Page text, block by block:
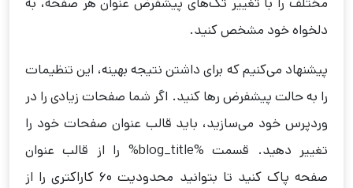
دلخواه خود مشخص کنید.
پیشنهاد می‌کنیم که برای داشتن نتیجه بهینه، این تنظیمات
را به حالت پیشفرض رها کنید. اگر شما صفحات زیادی را در
وردپرس خود ‌‌می‌سازید، باید قالب عنوان صفحات خود را
تغییر دهید. قسمت %blog_title% را از قالب عنوان
صفحه پاک کنید تا بتوانید محدودیت ۶۰ کاراکتری را از